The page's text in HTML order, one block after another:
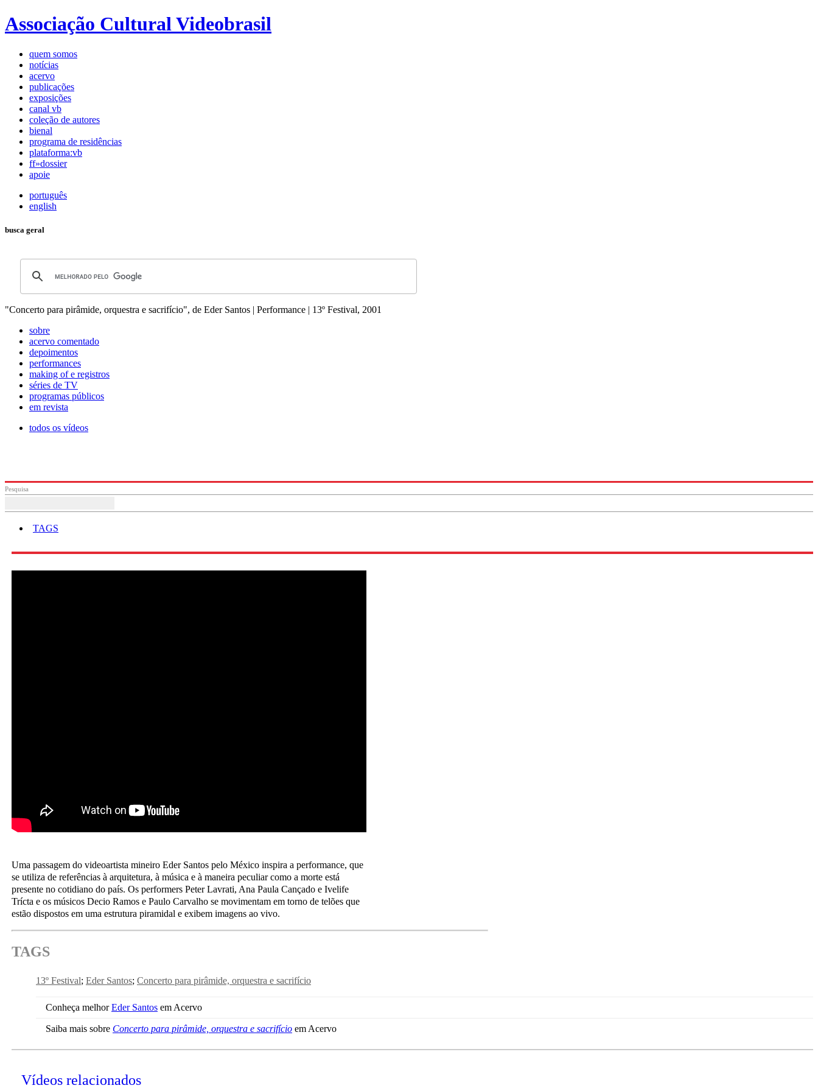
Associação Cultural Videobrasil
quem somos
notícias
acervo
publicações
exposições
canal vb
coleção de autores
bienal
programa de residências
plataforma:vb
ff»dossier
apoie
português
english
busca geral
"Concerto para pirâmide, orquestra e sacrifício", de Eder Santos | Performance | 13º Festival, 2001
sobre
acervo comentado
depoimentos
performances
making of e registros
séries de TV
programas públicos
em revista
todos os vídeos
Pesquisa
TAGS
Uma passagem do videoartista mineiro Eder Santos pelo México inspira a performance, que
se utiliza de referências à arquitetura, à música e à maneira peculiar como a morte está
presente no cotidiano do país. Os performers Peter Lavrati, Ana Paula Cançado e Ivelife
Trícta e os músicos Decio Ramos e Paulo Carvalho se movimentam em torno de telões que
estão dispostos em uma estrutura piramidal e exibem imagens ao vivo.
TAGS
13º Festival Eder Santos Concerto para pirâmide, orquestra e sacrifício
Conheça melhorEder Santos em Acervo
Saiba mais sobre Concerto para pirâmide, orquestra e sacrifício em Acervo
Vídeos relacionados